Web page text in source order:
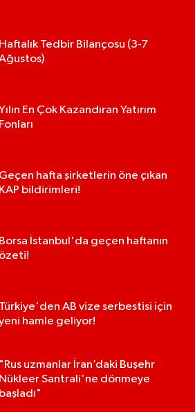
Haftalık Tedbir Bilançosu (3-7
En Çok Kazandıran Yatırım
Fonları
Geçen hafta şirketlerin öne çıkan
KAP bildirimleri!
Borsa İstanbul'da geçen haftanın
özeti!
Türkiye'den AB vize serbestisi için
hamle geliyor!
"Rus uzmanlar İran’daki Buşehr
Nükleer Santrali'ne dönmeye
başladı"